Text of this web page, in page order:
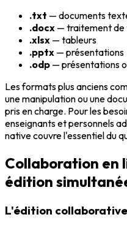
.txt — documents
.docx — traitement
.xlsx — tableurs
.pptx — présentations
.odp — présentations
Les formats plus anciens
une manipulation ou une
pris en charge. Pour les
enseignants et personnels
native couvre l'essentiel du
Collaboration en
édition
L'édition